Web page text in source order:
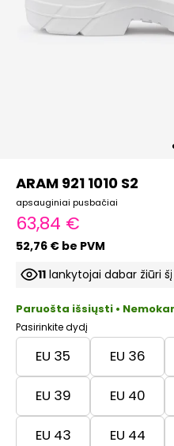
ARAM 921 1010 S2
apsauginiai pusbačiai
Pardavimo kaina
63,84 €
52,76 € be PVM
11lankytojai dabar žiūri
Paruošta išsiųsti •
Pasirinkite dydį
EU 35 EU 36
EU 39 EU 40
EU 43 EU 44